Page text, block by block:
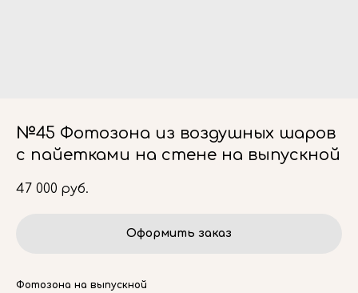
№45 Фотозона из воздушных шаров
с пайетками на стене на выпускной
47 000 руб.
Оформить заказ
Фотозона на выпускной